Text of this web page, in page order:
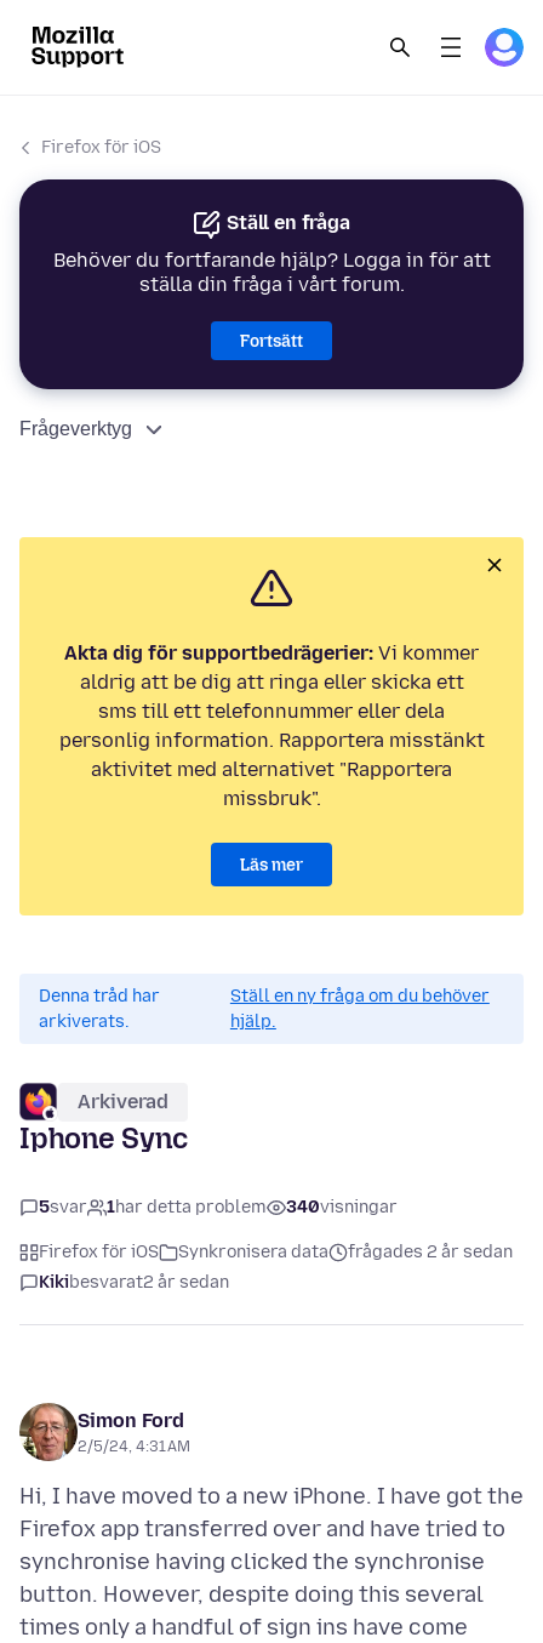
Firefox för iOS
Ställ en fråga
Behöver du fortfarande hjälp? Logga in för att
ställa din fråga i vårt forum.
Fortsätt
Frågeverktyg
Akta dig för supportbedrägerier: Vi kommer
aldrig att be dig att ringa eller skicka ett
sms till ett telefonnummer eller dela
personlig information. Rapportera misstänkt
aktivitet med alternativet "Rapportera
missbruk".
Läs mer
Denna tråd har
arkiverats.
Ställ en ny fråga om du behöver
hjälp.
Arkiverad
Iphone Sync
5svar 1har detta problem 340visningar
Firefox för iOS Synkronisera data
frågades 2 år sedan
Kikibesvarat2 år sedan
Simon Ford
2/5/24, 4:31 AM
Hi, I have moved to a new iPhone. I have got the
Firefox app transferred over and have tried to
synchronise having clicked the synchronise
button. However, despite doing this several
times only a handful of sign ins have come